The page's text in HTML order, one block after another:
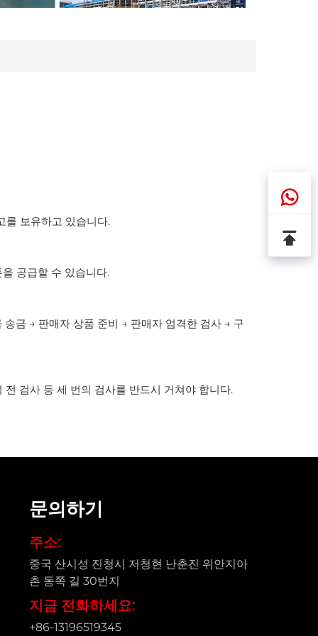
를 보유하고 있습니다.
공급할 수 있습니다.
금 → 판매자 상품 준비 → 판매자 엄격한 검사 → 구
검사 등 세 번의 검사를 반드시 거쳐야 합니다.
문의하기
주소:
중국 산시성 진청시 저청현 난춘진 위안지아
촌 동쪽 길 30번지
지금 전화하세요:
+86-13196519345